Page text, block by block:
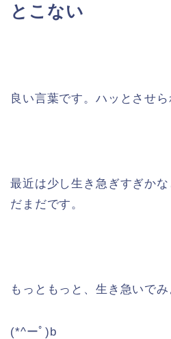
とこない
良い言葉です。ハッとさせら
最近は少し生き急ぎすぎか
だまだです。
もっともっと、生き急いでみ
(*^ーﾟ)b